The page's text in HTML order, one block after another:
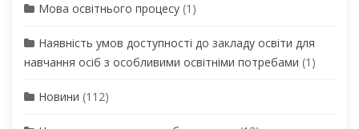
Мова освітнього процесу (1)
Наявність умов доступності до закладу освіти для
навчання осіб з особливими освітніми потребами (1)
Новини (112)